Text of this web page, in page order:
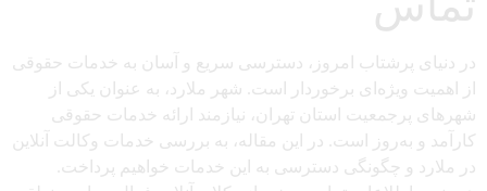
در دنیای پرشتاب امروز، دسترسی سریع و آسان به خدمات حقوقی
از اهمیت ویژه‌ای برخوردار است. شهر ملارد، به عنوان یکی از
شهرهای پرجمعیت استان تهران، نیازمند ارائه خدمات حقوقی
کارآمد و به‌روز است. در این مقاله، به بررسی خدمات وکالت آنلاین
در ملارد و چگونگی دسترسی به این خدمات خواهیم پرداخت.